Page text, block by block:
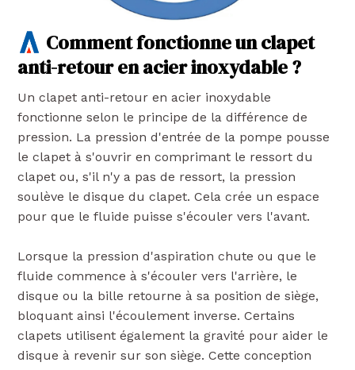
Comment fonctionne un clapet
anti-retour en acier inoxydable ?
Un clapet anti-retour en acier inoxydable
fonctionne selon le principe de la différence de
pression. La pression d'entrée de la pompe pousse
le clapet à s'ouvrir en comprimant le ressort du
clapet ou, s'il n'y a pas de ressort, la pression
soulève le disque du clapet. Cela crée un espace
pour que le fluide puisse s'écouler vers l'avant.
Lorsque la pression d'aspiration chute ou que le
fluide commence à s'écouler vers l'arrière, le
disque ou la bille retourne à sa position de siège,
bloquant ainsi l'écoulement inverse. Certains
clapets utilisent également la gravité pour aider le
disque à revenir sur son siège. Cette conception